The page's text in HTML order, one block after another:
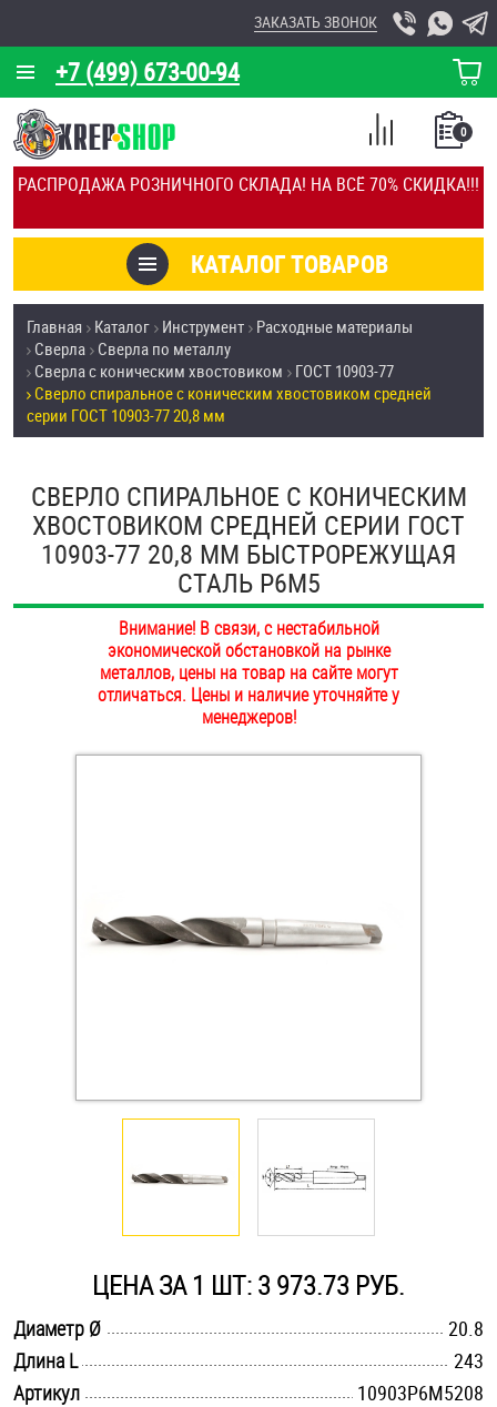
РАСПРОДАЖА РОЗНИЧНОГО СКЛАДА! НА ВСЁ 70% СКИДКА!!!
+7 (499) 673-00-94
ЗАКАЗАТЬ ЗВОНОК
КОРЗИНА
О КОМПАНИИ
КАЛЬКУЛЯТОР
ОТЗЫВЫ
УСЛУГИ
СКИДКИ
ОПТ
ОПЛАТА И ДОСТАВКА
НАШИ МАГАЗИНЫ
КАТАЛОГ ТОВАРОВ
0
СПИСОК
СРАВНЕНИЕ
Товары со скидкой
Анкеры
Антивандальный крепёж, инструмент
Болты и винты
Втулки
Дюбели
Дюймовый крепёж
Саморезы и шурупы
Стопорные кольца
Такелаж
Хомуты
Главная Каталог Инструмент Расходные материалы
Сверла Сверла по металлу
Сверла с коническим хвостовиком
ГОСТ 10903-77
Сверло спиральное с коническим хвостовиком средней
серии ГОСТ 10903-77 20,8 мм
СВЕРЛО СПИРАЛЬНОЕ С КОНИЧЕСКИМ
ХВОСТОВИКОМ СРЕДНЕЙ СЕРИИ ГОСТ
10903-77 20,8 ММ БЫСТРОРЕЖУЩАЯ
СТАЛЬ Р6М5
Внимание! В связи, с нестабильной
экономической обстановкой на рынке
металлов, цены на товар на сайте могут
отличаться. Цены и наличие уточняйте у
менеджеров!
ЦЕНА ЗА 1 ШТ: 3 973.73 РУБ.
Диаметр Ø
20.8
Длина L
243
Артикул
10903Р6М5208